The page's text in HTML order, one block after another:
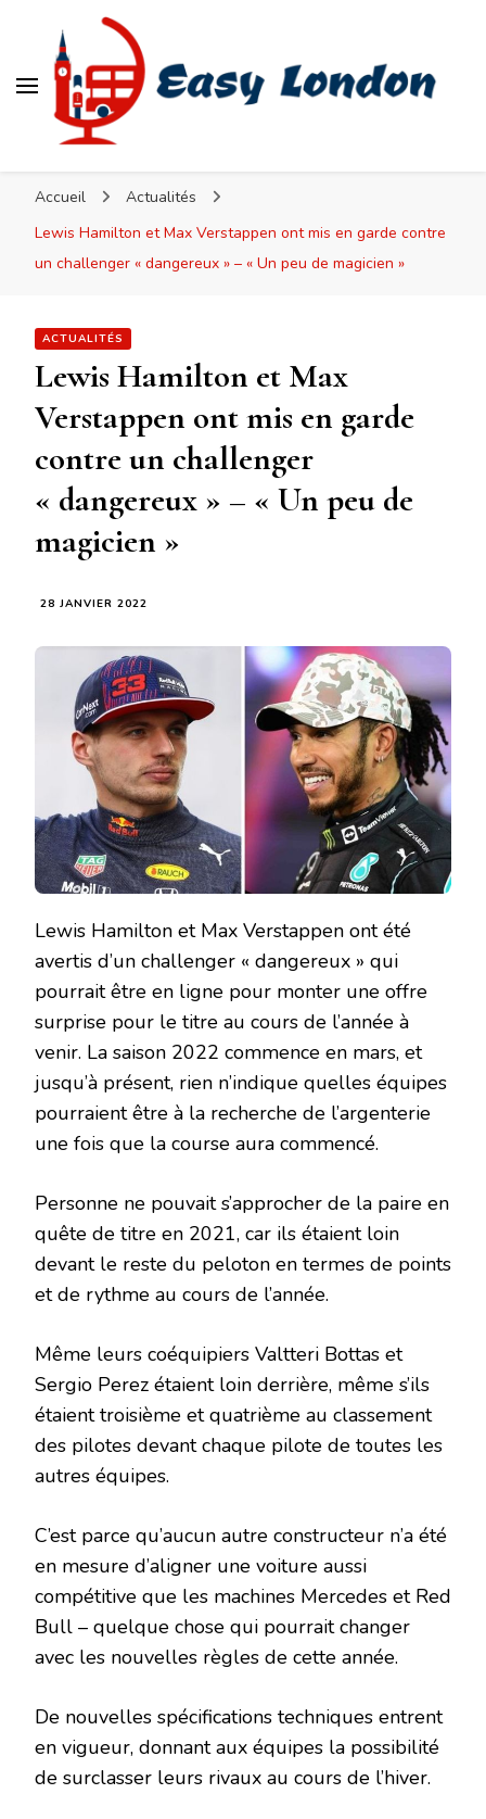
Accueil
Actualités
Lewis Hamilton et Max Verstappen ont mis en garde contre
un challenger « dangereux » – « Un peu de magicien »
ACTUALITÉS
Lewis Hamilton et Max
Verstappen ont mis en garde
contre un challenger
« dangereux » – « Un peu de
magicien »
28 JANVIER 2022
Lewis Hamilton et Max Verstappen ont été
avertis d’un challenger « dangereux » qui
pourrait être en ligne pour monter une offre
surprise pour le titre au cours de l’année à
venir. La saison 2022 commence en mars, et
jusqu’à présent, rien n’indique quelles équipes
pourraient être à la recherche de l’argenterie
une fois que la course aura commencé.
Personne ne pouvait s’approcher de la paire en
quête de titre en 2021, car ils étaient loin
devant le reste du peloton en termes de points
et de rythme au cours de l’année.
Même leurs coéquipiers Valtteri Bottas et
Sergio Perez étaient loin derrière, même s’ils
étaient troisième et quatrième au classement
des pilotes devant chaque pilote de toutes les
autres équipes.
C’est parce qu’aucun autre constructeur n’a été
en mesure d’aligner une voiture aussi
compétitive que les machines Mercedes et Red
Bull – quelque chose qui pourrait changer
avec les nouvelles règles de cette année.
De nouvelles spécifications techniques entrent
en vigueur, donnant aux équipes la possibilité
de surclasser leurs rivaux au cours de l’hiver.